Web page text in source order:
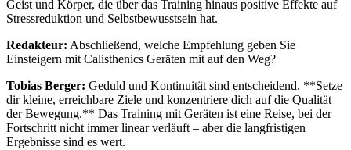
Geist und Körper, die über das Training hinaus positive Effekte auf
Stressreduktion und Selbstbewusstsein hat.
Redakteur: Abschließend, welche Empfehlung geben Sie
Einsteigern mit Calisthenics Geräten mit auf den Weg?
Tobias Berger: Geduld und Kontinuität sind entscheidend. **Setze
dir kleine, erreichbare Ziele und konzentriere dich auf die Qualität
der Bewegung.** Das Training mit Geräten ist eine Reise, bei der
Fortschritt nicht immer linear verläuft – aber die langfristigen
Ergebnisse sind es wert.